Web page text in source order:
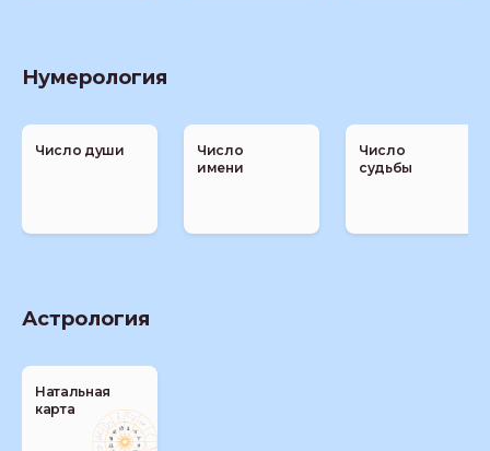
Нумерология
Число души
Число
имени
Число
судьбы
Астрология
Натальная
карта